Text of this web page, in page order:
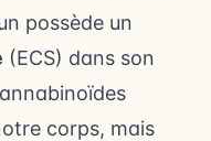
possède un
(ECS) dans son
corps, mais